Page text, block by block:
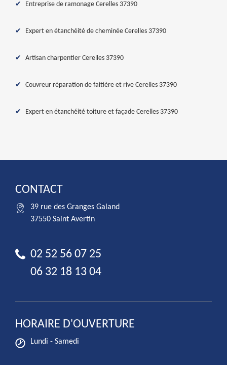
Entreprise de ramonage Cerelles 37390
Expert en étanchéité de cheminée Cerelles 37390
Artisan charpentier Cerelles 37390
Couvreur réparation de faitière et rive Cerelles 37390
Expert en étanchéité toiture et façade Cerelles 37390
CONTACT
39 rue des Granges Galand
37550 Saint Avertin
02 52 56 07 25
06 32 18 13 04
HORAIRE D'OUVERTURE
Lundi - Samedi